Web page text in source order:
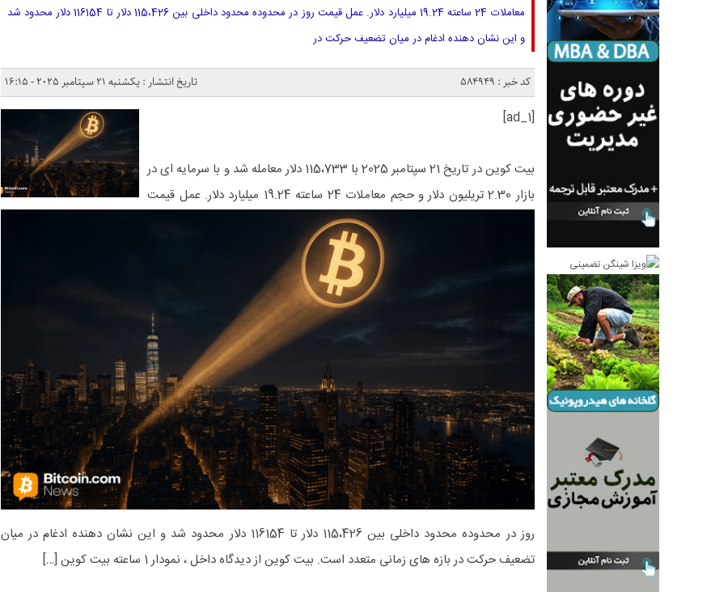
معاملات 24 ساعته 19.24 میلیارد دلار. عمل قیمت روز در محدوده محدود داخلی بین 115،426 دلار تا 116154 دلار محدود شد
و این نشان دهنده ادغام در میان تضعیف حرکت در
کد خبر : 584949 تاریخ انتشار : یکشنبه 21 سپتامبر 2025 - 16:15
[ad_1]
بیت کوین در تاریخ 21 سپتامبر 2025 با 115،733 دلار معامله شد و با سرمایه ای در
بازار 2.30 تریلیون دلار و حجم معاملات 24 ساعته 19.24 میلیارد دلار. عمل قیمت
روز در محدوده محدود داخلی بین 115،426 دلار تا 116154 دلار محدود شد و این نشان دهنده ادغام در میان
تضعیف حرکت در بازه های زمانی متعدد است. بیت کوین از دیدگاه داخل ، نمودار 1 ساعته بیت کوین […]